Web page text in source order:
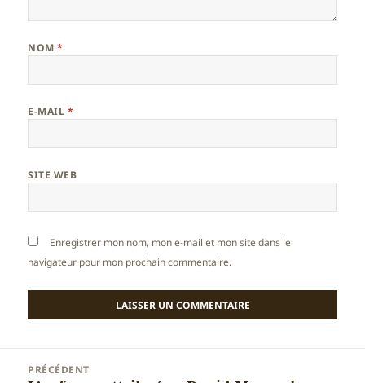
NOM*
E-MAIL *
SITE WEB
Enregistrer mon nom, mon e-mail et mon site dans le
navigateur pour mon prochain commentaire.
PRÉCÉDENT